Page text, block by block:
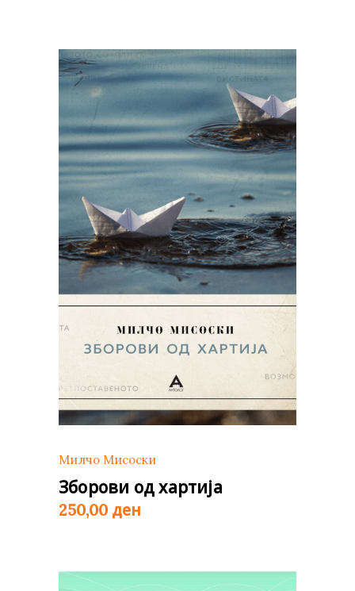
Милчо Мисоски
Зборови од хартија
250,00 ден